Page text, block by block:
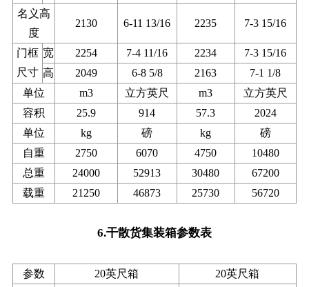
名义高
度
2130 6-11 13/16 2235 7-3 15/16
门框
尺寸
宽 2254 7-4 11/16 2234
7-3 15/16
高
2049 6-8 5/8 2163
7-1 1/8
单位
m3 立方英尺 m3
立方英尺
容积
25.9 914 57.3
2024
单位
kg 磅 kg
磅
自重
2750 6070 4750
10480
总重
24000 52913 30480
67200
载重
21250 46873 25730 56720
6.干散货集装箱参数表
参数 20英尺箱
20英尺箱